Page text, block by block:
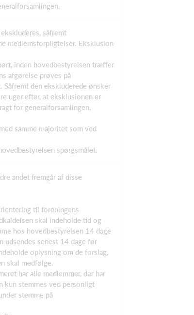
såfremt
medlemsforpligtelser. Eksklusion
inden hovedbestyrelsen træffer
afgørelse prøves på
den ekskluderede ønsker
uger efter, at eksklusionen er
for generalforsamlingen,
samme majoritet som ved
spørgsmålet.
andet fremgår af disse
til foreningens
skal indeholde tid og
hos hovedbestyrelsen 14 dage
udsendes senest 14 dage før
oplysning om de forslag,
skal medfølge.
har alle medlemmer, der har
kun stemmes ved personligt
stemme på